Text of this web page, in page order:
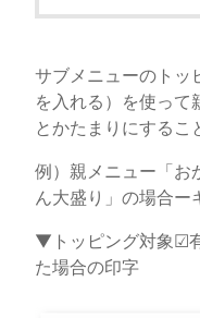
サブメニューのト
を入れる）を使って
とかたまりにするこ
例）親メニュー「お
ん大盛り」の場合ー
▼トッピング対象☑
た場合の印字